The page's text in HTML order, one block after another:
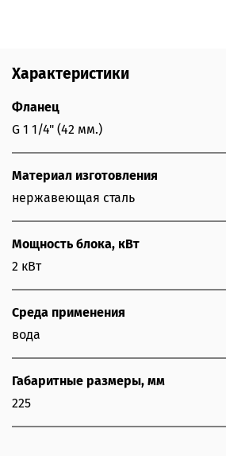
Характеристики
Фланец
G 1 1/4" (42 мм.)
Материал изготовления
нержавеющая сталь
Мощность блока, кВт
2 кВт
Среда применения
вода
Габаритные размеры, мм
225